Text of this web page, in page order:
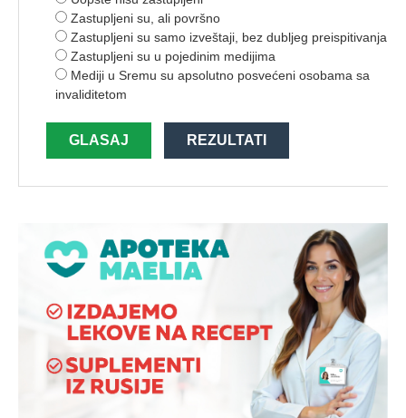
Zastupljeni su, ali površno
Zastupljeni su samo izveštaji, bez dubljeg preispitivanja
Zastupljeni su u pojedinim medijima
Mediji u Sremu su apsolutno posvećeni osobama sa
invaliditetom
GLASAJ REZULTATI